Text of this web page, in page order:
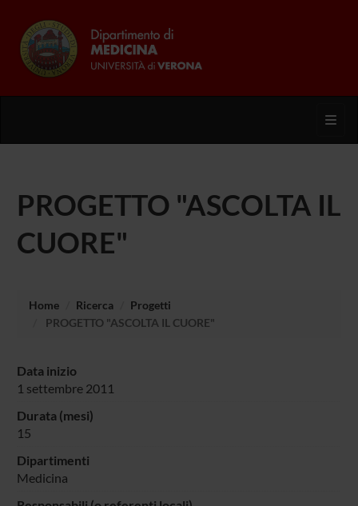
PROGETTO "ASCOLTA IL
CUORE"
Home Ricerca
Progetti
PROGETTO "ASCOLTA IL CUORE"
Data inizio
1 settembre 2011
Durata (mesi)
15
Dipartimenti
Medicina